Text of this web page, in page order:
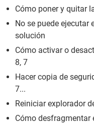
Cómo poner y quitar
No se puede ejecutar
solución
Cómo activar o
8, 7
Hacer copia de
7...
Reiniciar explorador
Cómo desfragmentar